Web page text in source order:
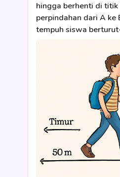
hingga berhenti di titik
perpindahan dari A ke
tempuh siswa